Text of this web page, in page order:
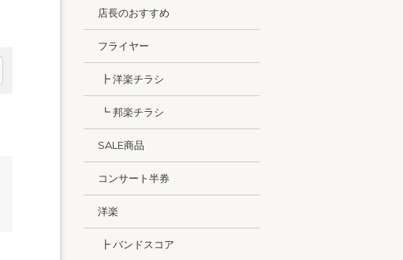
店長のおすすめ
フライヤー
┣ 洋楽チラシ
┗ 邦楽チラシ
SALE商品
コンサート半券
洋楽
┣ バンドスコア